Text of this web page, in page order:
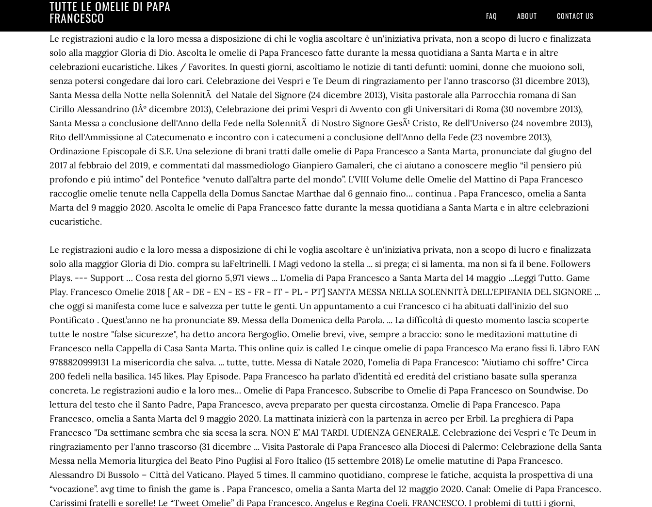
TUTTE LE OMELIE DI PAPA
FRANCESCO FAQ ABOUT CONTACT US
Le registrazioni audio e la loro messa a disposizione di chi le voglia ascoltare è un'iniziativa privata, non a scopo di lucro e finalizzata
solo alla maggior Gloria di Dio. Ascolta le omelie di Papa Francesco fatte durante la messa quotidiana a Santa Marta e in altre
celebrazioni eucaristiche. Likes / Favorites. In questi giorni, ascoltiamo le notizie di tanti defunti: uomini, donne che muoiono soli,
senza potersi congedare dai loro cari. Celebrazione dei Vespri e Te Deum di ringraziamento per l'anno trascorso (31 dicembre 2013),
Santa Messa della Notte nella SolennitÃ del Natale del Signore (24 dicembre 2013), Visita pastorale alla Parrocchia romana di San
Cirillo Alessandrino (1Â° dicembre 2013), Celebrazione dei primi Vespri di Avvento con gli Universitari di Roma (30 novembre 2013),
Santa Messa a conclusione dell'Anno della Fede nella SolennitÃ di Nostro Signore GesÃ¹ Cristo, Re dell'Universo (24 novembre 2013),
Rito dell'Ammissione al Catecumenato e incontro con i catecumeni a conclusione dell'Anno della Fede (23 novembre 2013),
Ordinazione Episcopale di S.E. Una selezione di brani tratti dalle omelie di Papa Francesco a Santa Marta, pronunciate dal giugno del
2017 al febbraio del 2019, e commentati dal massmediologo Gianpiero Gamaleri, che ci aiutano a conoscere meglio “il pensiero più
profondo e più intimo” del Pontefice “venuto dall’altra parte del mondo”. L'VIII Volume delle Omelie del Mattino di Papa Francesco
raccoglie omelie tenute nella Cappella della Domus Sanctae Marthae dal 6 gennaio fino… continua . Papa Francesco, omelia a Santa
Marta del 9 maggio 2020. Ascolta le omelie di Papa Francesco fatte durante la messa quotidiana a Santa Marta e in altre celebrazioni
eucaristiche.
Le registrazioni audio e la loro messa a disposizione di chi le voglia ascoltare è un'iniziativa privata, non a scopo di lucro e finalizzata solo alla maggior Gloria di Dio. compra su laFeltrinelli. I Magi vedono la stella ... si prega; ci si lamenta, ma non si fa il bene. Followers Plays. --- Support … Cosa resta del giorno 5,971 views ... L'omelia di Papa Francesco a Santa Marta del 14 maggio ...Leggi Tutto. Game Play. Francesco Omelie 2018 [ AR - DE - EN - ES - FR - IT - PL - PT] SANTA MESSA NELLA SOLENNITÀ DELL'EPIFANIA DEL SIGNORE ... che oggi si manifesta come luce e salvezza per tutte le genti. Un appuntamento a cui Francesco ci ha abituati dall'inizio del suo Pontificato . Quest’anno ne ha pronunciate 89. Messa della Domenica della Parola. ... La difficoltà di questo momento lascia scoperte tutte le nostre "false sicurezze", ha detto ancora Bergoglio. Omelie brevi, vive, sempre a braccio: sono le meditazioni mattutine di Francesco nella Cappella di Casa Santa Marta. This online quiz is called Le cinque omelie di papa Francesco Ma erano fissi lì. Libro EAN 9788820999131 La misericordia che salva. ... tutte, tutte. Messa di Natale 2020, l'omelia di Papa Francesco: "Aiutiamo chi soffre" Circa 200 fedeli nella basilica. 145 likes. Play Episode. Papa Francesco ha parlato d’identità ed eredità del cristiano basate sulla speranza concreta. Le registrazioni audio e la loro mes… Omelie di Papa Francesco. Subscribe to Omelie di Papa Francesco on Soundwise. Do lettura del testo che il Santo Padre, Papa Francesco, aveva preparato per questa circostanza. Omelie di Papa Francesco. Papa Francesco, omelia a Santa Marta del 9 maggio 2020. La mattinata inizierà con la partenza in aereo per Erbil. La preghiera di Papa Francesco "Da settimane sembra che sia scesa la sera. NON E’ MAI TARDI. UDIENZA GENERALE. Celebrazione dei Vespri e Te Deum in ringraziamento per l'anno trascorso (31 dicembre ... Visita Pastorale di Papa Francesco alla Diocesi di Palermo: Celebrazione della Santa Messa nella Memoria liturgica del Beato Pino Puglisi al Foro Italico (15 settembre 2018) Le omelie matutine di Papa Francesco. Alessandro Di Bussolo – Città del Vaticano. Played 5 times. Il cammino quotidiano, comprese le fatiche, acquista la prospettiva di una “vocazione”. avg time to finish the game is . Papa Francesco, omelia a Santa Marta del 12 maggio 2020. Canal: Omelie di Papa Francesco. Carissimi fratelli e sorelle! Le “Tweet Omelie” di Papa Francesco. Angelus e Regina Coeli. FRANCESCO. I problemi di tutti i giorni, allora, non diventano ostacoli, ma appelli di Dio stesso ad ascoltare e incontrare chi ci sta di fronte. 0 favs Latest Favs. Follow Share. «Buon riposo!». Torna, infatti, spesso, nelle omelie per l’Epifania il tema della luce, a partire dalla stella che i Magi seguono nel loro lungo cammino la cui meta finale è un piccolo bimbo. LE OMELIE DI PAPA FRANCESCO PAPA FRANCESCO. Omelie del mattino. 22 Marzo 2020 / in Omelie Papa Francesco / da Jacopo. Fernando VÃ©rgez Alzaga, L.C., Segretario Generale del Governatorato dello Stato della CittÃ del Vaticano (15 novembre 2013), Santa Messa in suffragio dei Cardinali e Vescovi defunti nel corso dellâanno (4 novembre 2013), Santa Messa nella SolennitÃ di tutti i Santi (1Â° novembre 2013), Santa Messa per la Giornata della Famiglia (27 ottobre 2013), Santa Messa in occasione della Giornata Mariana (13 ottobre 2013), Santa Messa nella Piazza San Francesco di Assisi (4 ottobre 2013), Santa Messa per la Giornata dei Catechisti (29 settembre 2013), Visita Pastorale a Cagliari - Santa Messa nel Piazzale antistante il Santuario di Nostra Signora di Bonaria (22 settembre 2013), Veglia di preghiera per la pace (7 settembre 2013), Santa Messa per l'inizio del Capitolo Generale dell'Ordine di Sant'Agostino (Basilica di Sant'Agostino in Campo Marzio a Roma, 28 agosto 2013), Santa Messa nella SolennitÃ dell'Assunzione della Beata Vergine Maria - Castel Gandolfo (15 agosto 2013), Santa Messa nella Chiesa del GesÃ¹ a Roma in occasione della Festa di Sant'Ignazio di Loyola (31 luglio 2013), Santa Messa per la XXVIII Giornata Mondiale della GioventÃ¹ - Rio de Janeiro (28 luglio 2013), Giornata Mondiale delle Comunicazioni Sociali, Giornata Mondiale della Preghiera per le Vocazioni. Col tempo questo materiale si è però arricchito di molti altri interventi (udienze generali, angelus, Antonio Spadaro. Visita Pastorale di Papa Francesco alla Diocesi di Palermo: Celebrazione della Santa Messa nella Memoria liturgica del Beato Pino Puglisi al Foro Italico (15 settembre 2018) [ Francese - Inglese - Italiano - Portoghese - Spagnolo - Tedesco] Nella Cappella Domus Sanctae Marthae: 7 Le parole di papa Francesco: Amazon.es: Francesco (Jorge Mario Bergoglio): Libros en idiomas extranjeros A mio giudizio la grandezza Papa Francesco non sta tanto nell’intercettare i problemi, le esigenze, le aspettative degli uomini: tutte le persone sensibili avvertono i problemi degli altri e, chi più, chi meno, se ne fa carico e ciascuno, se sensibile, nel suo piccolo cerca di fare ciò che può per risolverli e per alleviare i disagi e le sofferenze degli altri. Papa Francesco, omelia a Santa Marta del 13 maggio 2020. No one has rated this game yet. Senza di Lui viviamo una doppia vita: cristiani a parole, “mondani” nei fatti. Un appuntamento a cui Francesco ci ha abituati dall'inizio del suo Pontificato . Francesco Omelie 2013. Le omelie di Papa Francesco a Santa Marta. Omelie 2013 . પાઓલો ટેસ્સિઓન પર લખેલું 2 જાન્યુઆરી, 2020 1 જાન્યુઆરી, 2020 Sono riflessioni che hanno al centro il primo annuncio, il ‘kerygma’: “Gesù Cristo ti ama, ha dato la sua vita per salvarti, e adesso è … 8 min MAY 13. Le omelie e i messaggi pronunciati da papa Francesco durante la Settimana Santa 2013 già impaginati per un libretto di 12 pagine, formato A5. To firm your curiosity, we find the money for the favorite francesco il papa delle prime volte tutte le sorprese di bergoglio wedding … Ascolta le omelie di Papa Francesco fatte durante la messa quotidiana a Santa Marta e in altre celebrazioni eucaristiche. Quelle parole che dice il S.Padre non e facile commentarle. Ricca di appuntamenti la domenica 7 marzo, che vedrà il Papa spostarsi tra il Kurdistan iracheno e la Piana di Ninive. L'omelia di Papa Francesco a Santa Marta del 4 maggio 2020 Subscribe to Omelie di Papa Francesco on Soundwise Programa: Omelie di Papa Francesco. Piazza San Pietro Mercoledì, 12 giugno 2013 . Le prove della vita si mutano così in occasioni per crescere nella fede e nella carità. Tiempo: 09:53 Subido 11/05 a … Sagrato della Basilica di San Pietro Venerdì, 27 marzo 2020 . Pensiamo a loro e preghiamo per loro. Il libro Leggi tutto… «Buona sera!». Lo Spirito ci fa vivere da risorti ... Leggi tutte le Storiebrevi; L'omelia di Papa Francesco a Santa Marta del 13 maggio 2020. Where To Download Francesco Il Papa Delle Prime Volte Tutte Le Sorprese Di Bergogliodelle prime volte tutte le sorprese di bergoglio is additionally useful. No one has faved this game yet. L'omelia di Papa Francesco a Santa Marta del 12 maggio ...Leggi Tutto. Play Count. Un volume per avere l'occasione di rileggere i testi dei quattro evangelisti e riassaporarli attraverso le parole del papa. Lascia un commento Annulla risposta. Francesco Omelie 2013. Statistics for the game Le cinque omelie di papa Francesco . too few (you: not rated) Latest Ratings. Escucha y descarga los episodios de Omelie di Papa Francesco gratis. Presentazione di Ernesto Diaco (Italian Edition) eBook: Papa Francesco: Amazon.co.uk: Kindle Store Omelie. Raccolta delle omelie tenute dal Santo Padre Papa Francesco in occasione della Commemorazione dei fedeli defunti (2 nov.) del 2016 al Cimitero di Prima Porta (RM), nel 2017 al Cimitero Americano di Nettuno (RM), nel 2018 al Cimitero Laurentino e nel 2019 alle Catacombe di Priscilla in Via Salaria. Convertirsi è guardare da un’altra parte, convergere su un’altra parte. La Libreria Editrice Vaticana ha messo a disposizione di tutti coloro che vogliono pregare e meditare con le parole del Papa un e-book dal titolo “Forti nella tribolazione”: il testo contiene le preghiere per vivere questo momento e le parole del Papa (omelie delle messe a Santa Marta e altri interventi di questi giorni). Read Book Francesco Il Papa Delle Prime Volte Tutte Le Sorprese Di Bergoglio Today we coming again, the further heap that this site has. L'omelia di Papa Francesco a Santa Marta del 10 maggio 2020 Subscribe to Omelie di Papa Francesco on Soundwise Programa: Omelie di Papa Francesco. Papa Francesco, omelia a Santa Marta del 15 maggio 2020. 5 questions. Papa Francesco: tutte le omelie della Messa a Santa Marta Puoi trovare tutte le omelie QUI Gesù parla con i dottori della legge ed afferma che Abramo “esultò nella speranza” di vedere il suo giorno. ANTONIO scrive: 23 Ottobre 2013 alle 17:46. Omelie del mattino nella Cappella della «Domus Sanctae Marthae» Le parole di papa Francesco: Amazon.es: Francesco (Jorge Mario Bergoglio): Libros en idiomas extranjeros Papa Francesco. La scuola: Interventi, discorsi, omelie. Messa della vigilia anticipata per cosentire a tutti di tornare a casa entro le 22 Religious Organization Risponde Papa Francesco: Tutte Le Interviste E Le Conferenze Stampa Di Francesco (I Nodi) PDF ePub was awarded so many readers will not get bored reading it. Mons. ... L'omelia di Papa Francesco a Santa Marta del 14 maggio ...Leggi Tutto. Omelie 2013 ... Ordinazione Episcopale di S.E. Francesco Omelie 2020 ... MOMENTO STRAORDINARIO DI PREGHIERA IN TEMPO DI EPIDEMIA . 00:36:39 - Omelie del santo padre Francesco per le solennità di Tutti i Santi celebrate dal 2013 al 2015 presso il cimitero del Verano in Roma. to be able to get the book is quickly and easy, Risponde Papa Francesco: Tutte Le Interviste E Le Conferenze Stampa Di Francesco (I Nodi) PDF available in format PDF, Kindle, ebook, ePub, and mobi. Raccolta delle omelie tenute dal Santo Padre Papa Francesco in occasione della Commemorazione